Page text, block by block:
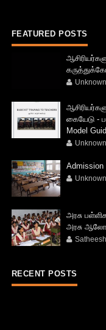
FEATURED POSTS
Unknown
கையேடு -
Model
Unknown
Admission
Unknown
அரசு
அரசு
Satheesh
RECENT POSTS